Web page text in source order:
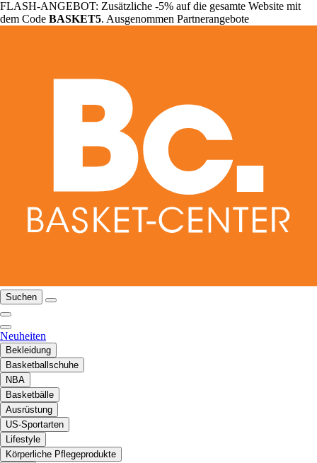
FLASH-ANGEBOT: Zusätzliche -5% auf die gesamte Website mit
dem Code BASKET5. Ausgenommen Partnerangebote
Suchen
Neuheiten
Bekleidung
Basketballschuhe
NBA
Basketbälle
Ausrüstung
US-Sportarten
Lifestyle
Körperliche Pflegeprodukte